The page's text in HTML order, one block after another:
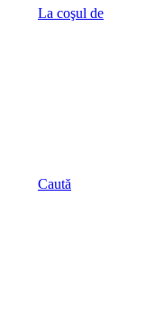
La coşul de
Caută